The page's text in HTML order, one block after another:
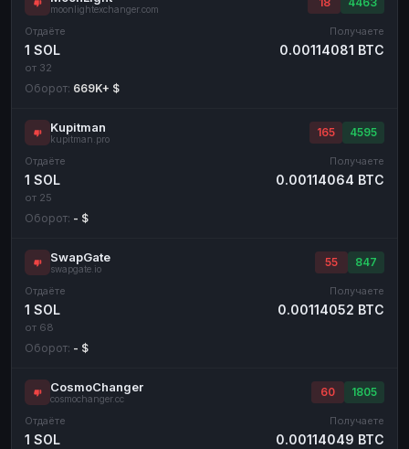
moonlightexchanger.com
Отдаёте
1 SOL
от 32
Получаете
0.00114081 BTC
Оборот: 669K+ $
Kupitman
kupitman.pro
165 4595
Отдаёте
1 SOL
от 25
Получаете
0.00114064 BTC
Оборот: - $
SwapGate
swapgate.io
55 847
Отдаёте
1 SOL
от 68
Получаете
0.00114052 BTC
Оборот: - $
CosmoChanger
cosmochanger.cc
60 1805
Отдаёте
1 SOL
Получаете
0.00114049 BTC